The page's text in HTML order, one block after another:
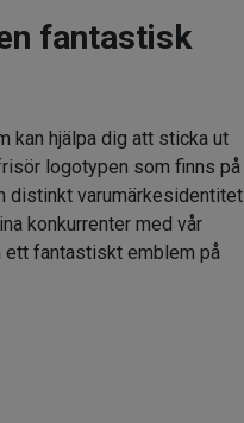
fantastisk
kan hjälpa dig att sticka ut
logotypen som finns på
distinkt varumärkesidentitet
konkurrenter med vår
fantastiskt emblem på